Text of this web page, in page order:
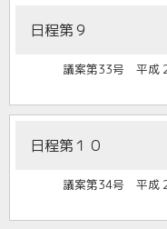
日程第９
議案第33号 平成
日程第１０
議案第34号 平成